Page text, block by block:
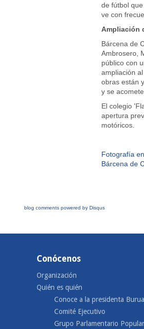
de fútbol
ve con
Ampliación
Bárcena de
Ambrosero,
público con
ampliación
obras están
y se
El colegio
apertura
motóricos.
Fotografía
Bárcena de
blog comments powered by Disqus
Conócenos
Organización
Quién es quién
Conoce a la presidenta
Comité Ejecutivo
Grupo Parlamentario Popular